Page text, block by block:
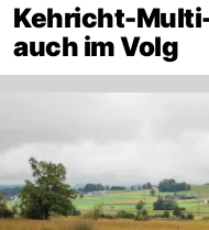
Kehricht-
auch im Volg